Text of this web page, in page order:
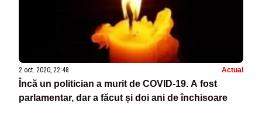
2 oct. 2020, 22:48 Actual
Încă un politician a murit de COVID-19. A fost
parlamentar, dar a făcut și doi ani de închisoare